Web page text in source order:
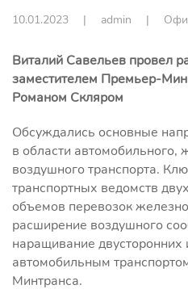
10.01.2023 | admin |
Виталий Савельев провел
заместителем Премьер-
Романом Скляром
Обсуждались основные
в области автомобильного,
воздушного транспорта.
транспортных ведомств
объемов перевозок
расширение воздушного
наращивание двусторонних
автомобильным
Минтранса.